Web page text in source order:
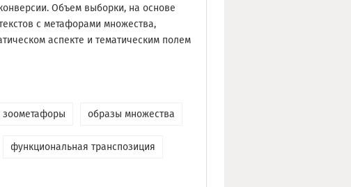
Объем выборки, на основе
с метафорами множества,
аспекте и тематическим полем
зоометафоры образы множества
функциональная транспозиция